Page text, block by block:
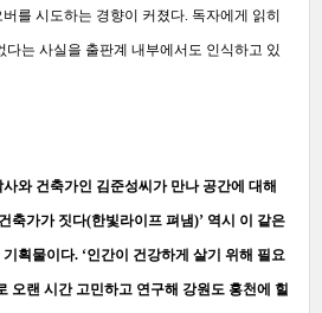
를 시도하는 경향이 커졌다. 독자에게 읽히
다는 사실을 출판계 내부에서도 인식하고 있
와 건축가인 김준성씨가 만나 공간에 대해
축가가 짓다(한빛라이프 펴냄)’ 역시 이 같은
획물이다. ‘인간이 건강하게 살기 위해 필요
오랜 시간 고민하고 연구해 강원도 홍천에 힐